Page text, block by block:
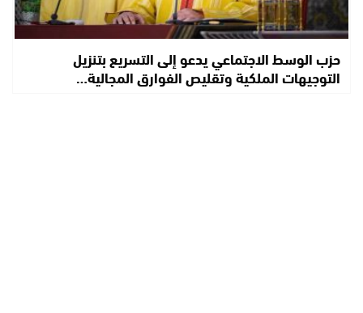
حزب الوسط الاجتماعي يدعو إلى التسريع بتنزيل
التوجيهات الملكية وتقليص الفوارق المجالية…